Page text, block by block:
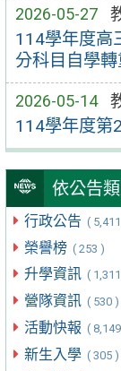
2026-05-27
114學年度高
分科目自學
2026-05-14
114學年度第
依公告
行政公告 (
榮譽榜 ( 253 )
升學資訊 (
營隊資訊 ( 530 )
活動快報 (
新生入學 ( 305 )